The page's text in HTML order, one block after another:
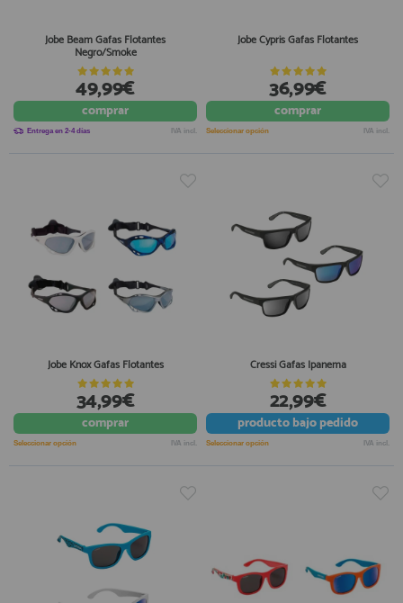
Jobe Beam Gafas Flotantes
Negro/Smoke
49,99€
comprar
Entrega en 2-4 días IVA incl.
Jobe Cypris Gafas Flotantes
36,99€
comprar
Seleccionar opción IVA incl.
Jobe Knox Gafas Flotantes
34,99€
comprar
Seleccionar opción IVA incl.
Cressi Gafas Ipanema
22,99€
productobajo pedido
Seleccionar opción IVA incl.